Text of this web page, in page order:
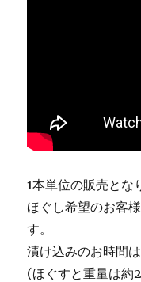
1本単位の販売とな
ほぐし希望のお客
す。
漬け込みのお時間
(ほぐすと重量は約